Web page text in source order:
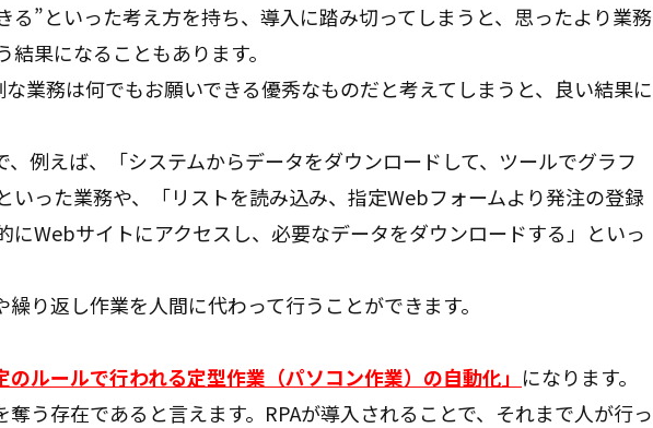
る”といった考え方を持ち、導入に踏み切ってしまうと、思ったより業務
果になることもあります。
な業務は何でもお願いできる優秀なものだと考えてしまうと、良い結果に
、例えば、「システムからデータをダウンロードして、ツールでグラフ
いった業務や、「リストを読み込み、指定Webフォームより発注の登録
にWebサイトにアクセスし、必要なデータをダウンロードする」といっ
り返し作業を人間に代わって行うことができます。
のルールで行われる定型作業（パソコン作業）の自動化」 になります。
奪う存在であると言えます。RPAが導入されることで、それまで人が行っ